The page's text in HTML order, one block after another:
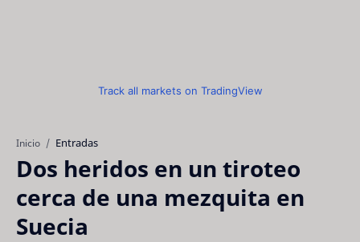
Track all markets on TradingView
Inicio Entradas
Dos heridos en un tiroteo
cerca de una mezquita en
Suecia